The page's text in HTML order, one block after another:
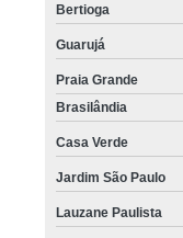
Bertioga
Guarujá
Praia Grande
Brasilândia
Casa Verde
Jardim São Paulo
Lauzane Paulista